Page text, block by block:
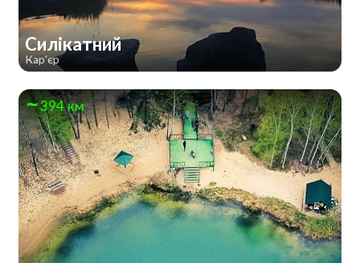
Силікатний
Кар'єр
394 км